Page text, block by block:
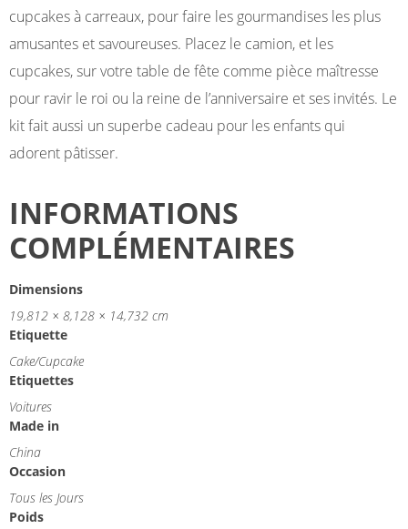
cupcakes à carreaux, pour faire les gourmandises les plus
amusantes et savoureuses. Placez le camion, et les
cupcakes, sur votre table de fête comme pièce maîtresse
pour ravir le roi ou la reine de l’anniversaire et ses invités. Le
kit fait aussi un superbe cadeau pour les enfants qui
adorent pâtisser.
INFORMATIONS
COMPLÉMENTAIRES
Dimensions
19,812 × 8,128 × 14,732 cm
Etiquette
Cake/Cupcake
Etiquettes
Voitures
Made in
China
Occasion
Tous les Jours
Poids